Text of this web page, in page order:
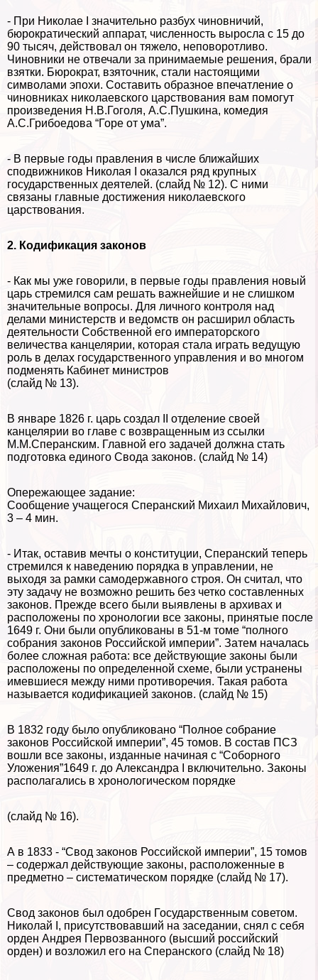
- При Николае I значительно разбух чиновничий,
бюрократический аппарат, численность выросла с 15 до
90 тысяч, действовал он тяжело, неповоротливо.
Чиновники не отвечали за принимаемые решения, брали
взятки. Бюрократ, взяточник, стали настоящими
символами эпохи. Составить образное впечатление о
чиновниках николаевского царствования вам помогут
произведения Н.В.Гоголя, А.С.Пушкина, комедия
А.С.Грибоедова “Горе от ума”.
- В первые годы правления в числе ближайших
сподвижников Николая I оказался ряд крупных
государственных деятелей. (слайд № 12). С ними
связаны главные достижения николаевского
царствования.
2. Кодификация законов
- Как мы уже говорили, в первые годы правления новый
царь стремился сам решать важнейшие и не слишком
значительные вопросы. Для личного контроля над
делами министерств и ведомств он расширил область
деятельности Собственной его императорского
величества канцелярии, которая стала играть ведущую
роль в делах государственного управления и во многом
подменять Кабинет министров
(слайд № 13).
В январе 1826 г. царь создал II отделение своей
канцелярии во главе с возвращенным из ссылки
М.М.Сперанским. Главной его задачей должна стать
подготовка единого Свода законов. (слайд № 14)
Опережающее задание:
Сообщение учащегося Сперанский Михаил Михайлович,
3 – 4 мин.
- Итак, оставив мечты о конституции, Сперанский теперь
стремился к наведению порядка в управлении, не
выходя за рамки самодержавного строя. Он считал, что
эту задачу не возможно решить без четко составленных
законов. Прежде всего были выявлены в архивах и
расположены по хронологии все законы, принятые после
1649 г. Они были опубликованы в 51-м томе “полного
собрания законов Российской империи”. Затем началась
более сложная работа: все действующие законы были
расположены по определенной схеме, были устранены
имевшиеся между ними противоречия. Такая работа
называется кодификацией законов. (слайд № 15)
В 1832 году было опубликовано “Полное собрание
законов Российской империи”, 45 томов. В состав ПСЗ
вошли все законы, изданные начиная с “Соборного
Уложения”1649 г. до Александра I включительно. Законы
располагались в хронологическом порядке
(слайд № 16).
А в 1833 - “Свод законов Российской империи”, 15 томов
– содержал действующие законы, расположенные в
предметно – систематическом порядке (слайд № 17).
Свод законов был одобрен Государственным советом.
Николай I, присутствовавший на заседании, снял с себя
орден Андрея Первозванного (высший российский
орден) и возложил его на Сперанского (слайд № 18)